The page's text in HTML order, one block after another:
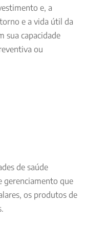
e, a
e a vida útil da
sua capacidade
ou
de saúde
gerenciamento que
os produtos de